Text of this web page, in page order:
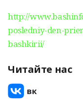
http://
posledniy-den-
bashkirii/
Читайте нас